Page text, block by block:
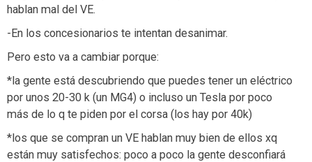
hablan mal del VE.
-En los concesionarios te intentan desanimar.
Pero esto va a cambiar porque:
*la gente está descubriendo que puedes tener un eléctrico
por unos 20-30 k (un MG4) o incluso un Tesla por poco
más de lo q te piden por el corsa (los hay por 40k)
*los que se compran un VE hablan muy bien de ellos xq
están muy satisfechos: poco a poco la gente desconfiará